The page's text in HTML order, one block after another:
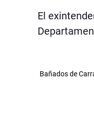
El
Bañados de